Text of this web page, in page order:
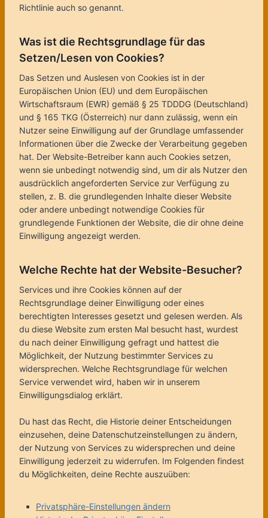
Richtlinie auch so genannt.
Was ist die Rechtsgrundlage für das
Setzen/Lesen von Cookies?
Das Setzen und Auslesen von Cookies ist in der
Europäischen Union (EU) und dem Europäischen
Wirtschaftsraum (EWR) gemäß § 25 TDDDG (Deutschland)
und § 165 TKG (Österreich) nur dann zulässig, wenn ein
Nutzer seine Einwilligung auf der Grundlage umfassender
Informationen über die Zwecke der Verarbeitung gegeben
hat. Der Website-Betreiber kann auch Cookies setzen,
wenn sie unbedingt notwendig sind, um dir als Nutzer den
ausdrücklich angeforderten Service zur Verfügung zu
stellen, z. B. die grundlegenden Inhalte dieser Website
oder andere unbedingt notwendige Cookies für
grundlegende Funktionen der Website, die dir ohne deine
Einwilligung angezeigt werden.
Welche Rechte hat der Website-Besucher?
Services und ihre Cookies können auf der
Rechtsgrundlage deiner Einwilligung oder eines
berechtigten Interesses gesetzt und gelesen werden. Als
du diese Website zum ersten Mal besucht hast, wurdest
du nach deiner Einwilligung gefragt und hattest die
Möglichkeit, der Nutzung bestimmter Services zu
widersprechen. Welche Rechtsgrundlage für welchen
Service verwendet wird, haben wir in unserem
Einwilligungsdialog erklärt.
Du hast das Recht, die Historie deiner Entscheidungen
einzusehen, deine Datenschutzeinstellungen zu ändern,
der Nutzung von Services zu widersprechen und deine
Einwilligung jederzeit zu widerrufen. Im Folgenden findest
du Möglichkeiten, deine Rechte auszuüben:
Privatsphäre-Einstellungen ändern